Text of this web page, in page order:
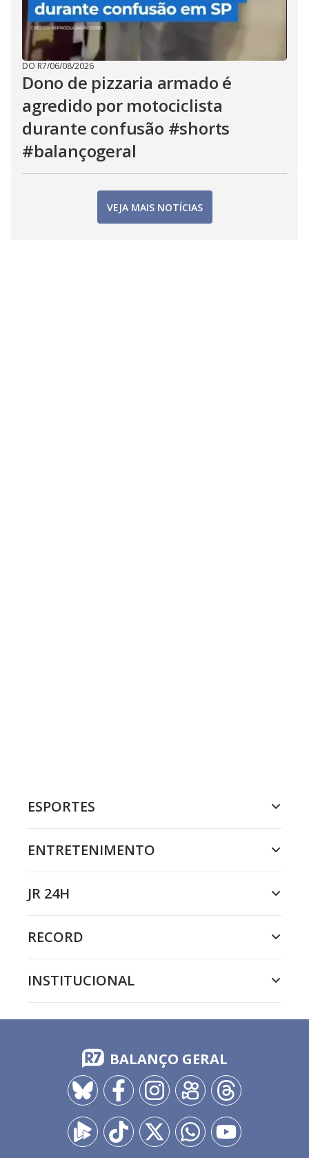
DO R7/06/08/2026
Dono de pizzaria armado é
agredido por motociclista
durante confusão #shorts
#balançogeral
VEJA MAIS NOTÍCIAS
ESPORTES
ENTRETENIMENTO
JR 24H
RECORD
INSTITUCIONAL
BALANÇO GERAL